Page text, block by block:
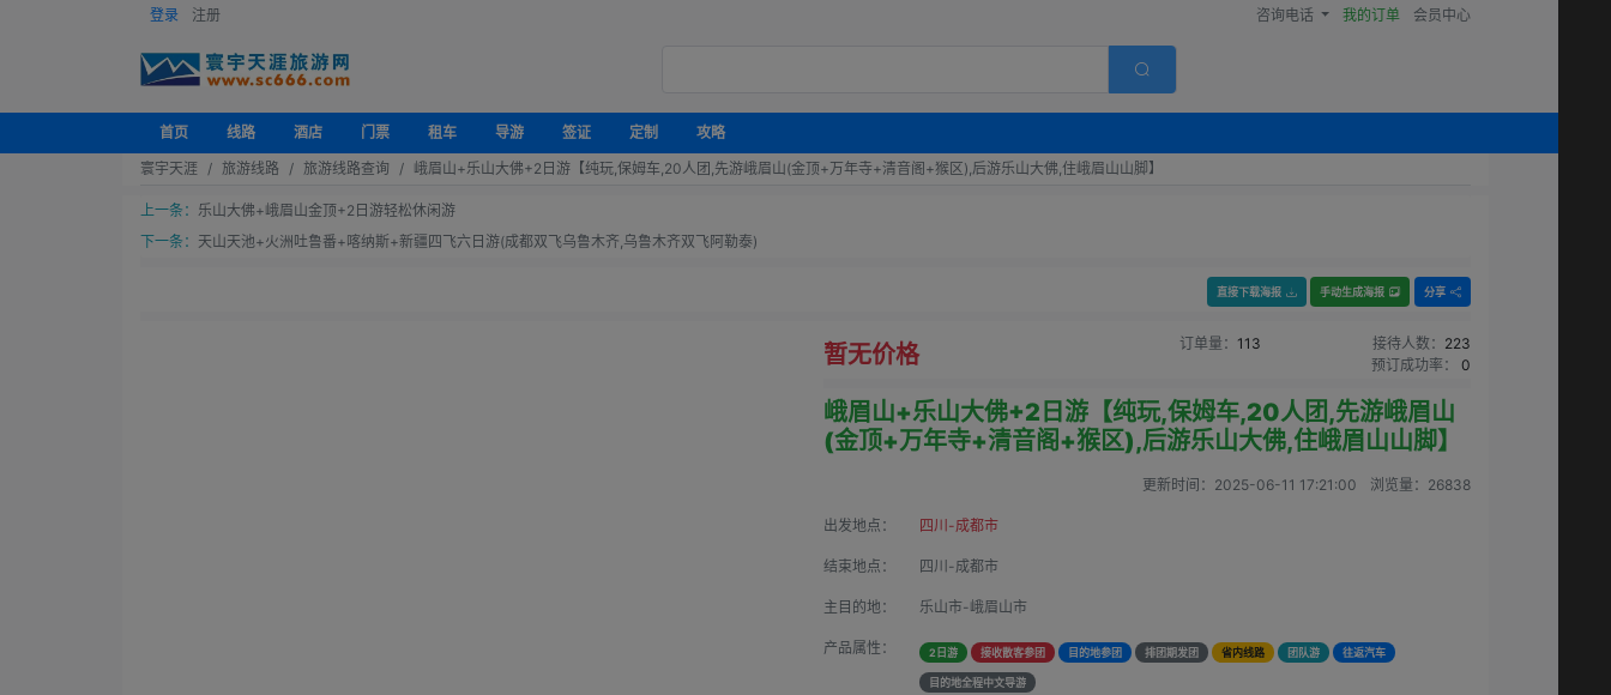
登录 注册 咨询电话 我的订单 会员中心
首页 线路 酒店 门票 租车 导游 签证 定制
攻略
寰宇天涯
旅游线路 旅游线路查询 峨眉山+乐山大佛+2日游【纯玩,保姆车,20人团,先游峨眉山(金顶+万年寺+清音阁+猴区),后游乐山大佛,住峨眉山山脚】
上一条： 乐山大佛+峨眉山金顶+2日游轻松休闲游
下一条： 天山天池+火洲吐鲁番+喀纳斯+新疆四飞六日游(成都双飞乌鲁木齐,乌鲁木齐双飞阿勒泰)
直接下载海报 手动生成海报 分享
暂无价格 订单量： 113 接待人数： 223
预订成功率：
0
峨眉山+乐山大佛+2日游【纯玩,保姆车,20人团,先游峨眉山
(金顶+万年寺+清音阁+猴区),后游乐山大佛,住峨眉山山脚】
更新时间： 2025-06-11 17:21:00 浏览量： 26838
出发地点： 四川-成都市
结束地点： 四川-成都市
主目的地： 乐山市-峨眉山市
产品属性： 2日游 接收散客参团 目的地参团 排团期发团 省内线路 团队游 往返汽车
目的地全程中文导游